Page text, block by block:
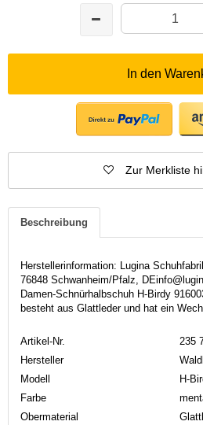
In den
Zur Merkliste
Beschreibung
Herstellerinformation: Lugina
76848 Schwanheim/Pfalz,
Damen-Schnürhalbschuh H-Birdy
besteht aus Glattleder und hat ein
Artikel-Nr.
235
Hersteller
Modell
H-
Farbe
Obermaterial